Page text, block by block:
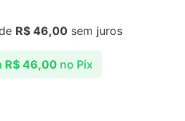
R$46,00 no Pix
R$46,00sem juros